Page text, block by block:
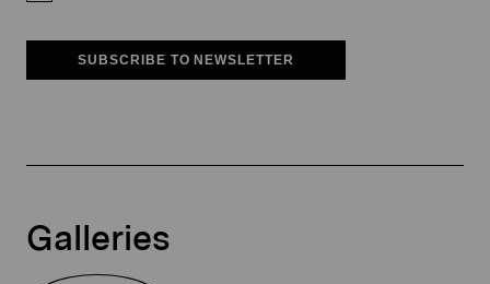
SUBSCRIBE TO NEWSLETTER
Galleries